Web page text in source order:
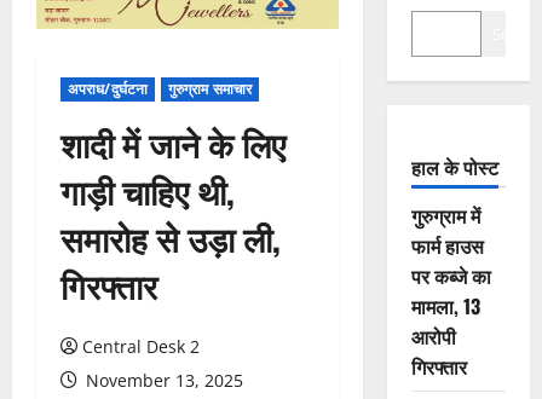
अपराध/दुर्घटना गुरुग्राम समाचार
शादी में जाने के लिए
गाड़ी चाहिए थी,
समारोह से उड़ा ली,
गिरफ्तार
Central Desk 2
November 13, 2025
हाल के पोस्ट
गुरुग्राम में
फार्म हाउस
पर कब्जे का
मामला, 13
आरोपी
गिरफ्तार